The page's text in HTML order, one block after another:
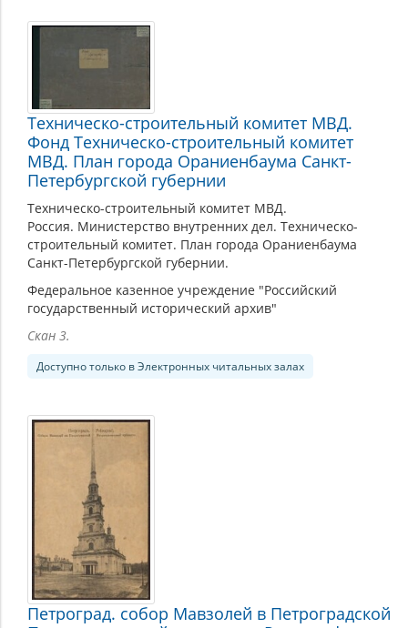
Техническо-строительный комитет МВД.
Фонд Техническо-строительный комитет
МВД. План города Ораниенбаума Санкт-
Петербургской губернии
Техническо-строительный комитет МВД.
Россия. Министерство внутренних дел. Техническо-
строительный комитет. План города Ораниенбаума
Санкт-Петербургской губернии.
Федеральное казенное учреждение "Российский
государственный исторический архив"
Скан 3.
Доступно только в Электронных читальных залах
Петроград. собор Мавзолей в Петроградской